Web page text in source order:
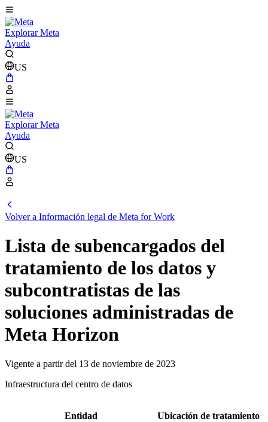
Explorar Meta
Ayuda
US
Explorar Meta
Ayuda
US
Volver a Información legal de Meta for Work
Lista de subencargados del
tratamiento de los datos y
subcontratistas de las
soluciones administradas de
Meta Horizon
Vigente a partir del 13 de noviembre de 2023
Infraestructura del centro de datos
Entidad Ubicación de tratamiento